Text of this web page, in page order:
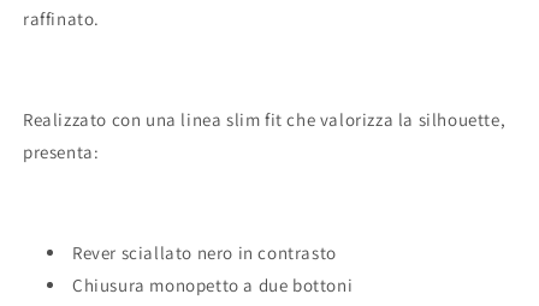
raffinato.
Realizzato con una linea slim fit che valorizza la silhouette,
presenta:
Rever sciallato nero in contrasto
Chiusura monopetto a due bottoni